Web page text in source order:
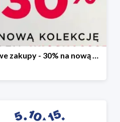
Stylowe zakupy - 30% na nową kolekcję